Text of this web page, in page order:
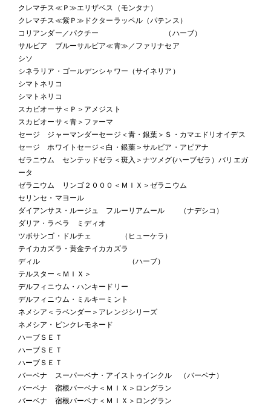
クレマチス≪Ｐ≫エリザベス（モンタナ）
クレマチス≪紫Ｐ≫ドクターラッペル（パテンス）
コリアンダー／パクチー （ハーブ）
サルビア ブルーサルビア≪青≫／ファリナセア
シソ
シネラリア・ゴールデンシャワー（サイネリア）
シマトネリコ
シマトネリコ
スカビオーサ＜Ｐ＞アメジスト
スカビオーサ＜青＞ファーマ
セージ ジャーマンダーセージ＜青・銀葉＞Ｓ・カマエドリオイデス
セージ ホワイトセージ＜白・銀葉＞サルビア・アピアナ
ゼラニウム センテッドゼラ＜斑入＞ナツメグ(ハーブゼラ）バリエガ
ータ
ゼラニウム リンゴ２０００＜ＭＩＸ＞ゼラニウム
セリンセ・マヨール
ダイアンサス・ルージュ フルーリアムール （ナデシコ）
ダリア・ラベラ ミディオ
ツボサンゴ・ドルチェ （ヒューケラ）
テイカカズラ・黄金テイカカズラ
ディル （ハーブ）
テルスター＜ＭＩＸ＞
デルフィニウム・ハンキードリー
デルフィニウム・ミルキーミント
ネメシア＜ラベンダー＞アレンジシリーズ
ネメシア・ピンクレモネード
ハーブＳＥＴ
ハーブＳＥＴ
ハーブＳＥＴ
バーベナ スーパーベナ・アイストゥインクル （バーベナ）
バーベナ 宿根バーベナ＜ＭＩＸ＞ロングラン
バーベナ 宿根バーベナ＜ＭＩＸ＞ロングラン